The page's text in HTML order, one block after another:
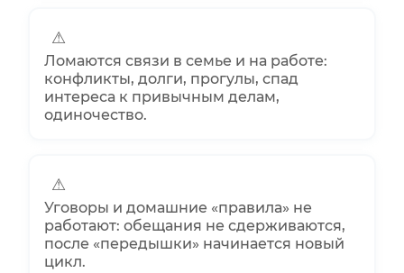
⚠
Ломаются связи в семье и на работе:
конфликты, долги, прогулы, спад
интереса к привычным делам,
одиночество.
⚠
Уговоры и домашние «правила» не
работают: обещания не сдерживаются,
после «передышки» начинается новый
цикл.